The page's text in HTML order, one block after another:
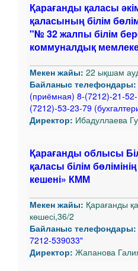
Қарағанды қаласы
қаласының білім
"№ 32 жалпы білім
коммуналдық
Мекен жайы: 22 ықшам
Байланыс телефондары:
(приёмная) 8-(7212)-21-52-
(7212)-53-23-79
Директор: Ибадуллаева
Қарағанды облысы
қаласы білім
кешені» КММ
Мекен жайы: Қарағанды
көшесі,36/2
Байланыс телефондары:
7212-539033"
Директор: Жапанова